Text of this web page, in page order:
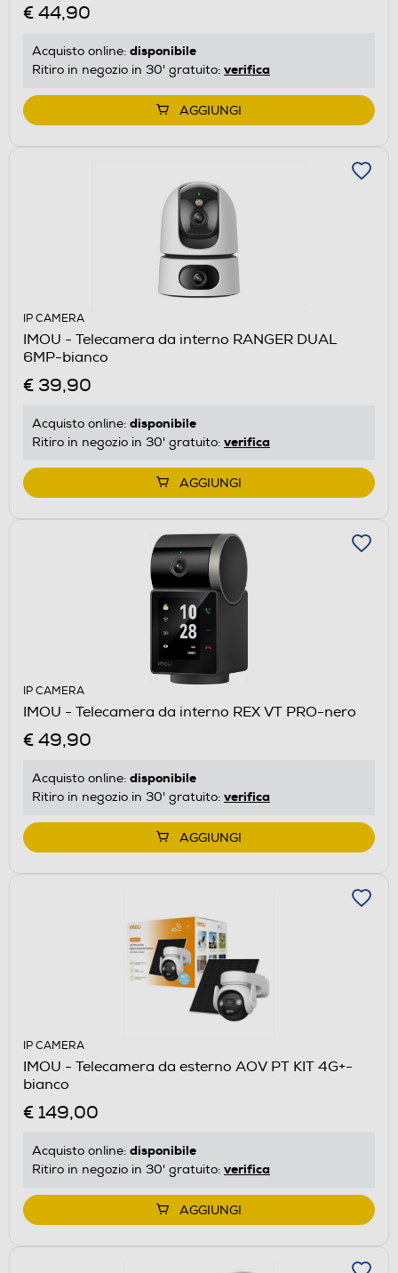
€ 44,90
Acquisto online: disponibile
Ritiro in negozio in 30' gratuito: verifica
AGGIUNGI
IP CAMERA
IMOU - Telecamera da interno RANGER DUAL
6MP-bianco
€ 39,90
Acquisto online: disponibile
Ritiro in negozio in 30' gratuito: verifica
AGGIUNGI
IP CAMERA
IMOU - Telecamera da interno REX VT PRO-nero
€ 49,90
Acquisto online: disponibile
Ritiro in negozio in 30' gratuito: verifica
AGGIUNGI
IP CAMERA
IMOU - Telecamera da esterno AOV PT KIT 4G+-
bianco
€ 149,00
Acquisto online: disponibile
Ritiro in negozio in 30' gratuito: verifica
AGGIUNGI